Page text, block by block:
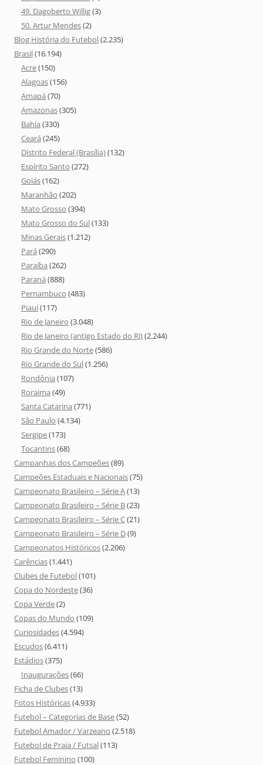
49. Dagoberto Willig(3)
50. Artur Mendes(2)
Blog História do Futebol(2.235)
Brasil(16.194)
Acre(150)
Alagoas(156)
Amapá (70)
Amazonas(305)
Bahia (330)
Ceará (245)
Distrito Federal (Brasília)(132)
Espírito Santo (272)
Goiás(162)
Maranhão (202)
Mato Grosso (394)
Mato Grosso do Sul(133)
Minas Gerais(1.212)
Pará (290)
Paraíba (262)
Paraná (888)
Pernambuco (483)
Piauí(117)
Rio de Janeiro (3.048)
Rio de Janeiro (antigo Estado do RJ)(2.244)
Rio Grande do Norte(586)
Rio Grande do Sul(1.256)
Rondônia (107)
Roraima (49)
Santa Catarina (771)
São Paulo (4.134)
Sergipe(173)
Tocantins(68)
Campanhas dos Campeões(89)
Campeões Estaduais e Nacionais(75)
Campeonato Brasileiro – Série A(13)
Campeonato Brasileiro – Série B(23)
Campeonato Brasileiro – Série C(21)
Campeonato Brasileiro – Série D(9)
Campeonatos Históricos(2.206)
Carências(1.441)
Clubes de Futebol(101)
Copa do Nordeste(36)
Copa Verde(2)
Copas do Mundo (109)
Curiosidades(4.594)
Escudos(6.411)
Estádios(375)
Inaugurações(66)
Ficha de Clubes(13)
Fotos Históricas(4.933)
Futebol – Categorias de Base(52)
Futebol Amador / Varzeano (2.518)
Futebol de Praia / Futsal(113)
Futebol Feminino (100)